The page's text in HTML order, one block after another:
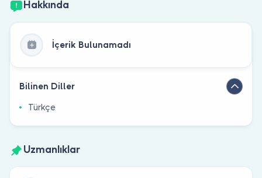
Hakkında
İçerik Bulunamadı
Bilinen Diller
Türkçe
Uzmanlıklar